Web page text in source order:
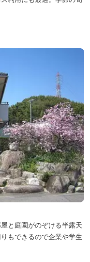
と庭園がのぞける半露天
もできるので企業や学生